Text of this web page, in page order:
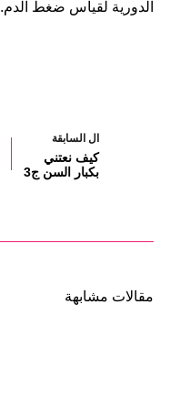
الدورية لقياس ضغط الدم.
ال السابقة
كيف نعتني
بكبار السن ج3
مقالات مشابهة